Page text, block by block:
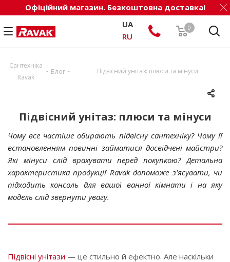
Офіційний магазин. Безкоштовна доставка!
0
UA
RU
Сантехніка
Ravak
- Блог - Підвісний унітаз: плюси та мінуси
Підвісний унітаз: плюси та мінуси
Чому все частіше обирають підвісну сантехніку? Чому її
встановленням повинні займатися досвідчені майстри?
Які мінуси слід врахувати перед покупкою? Детальна
характеристика продукції Ravak допоможе з'ясувати, чи
підходить консоль для вашої ванної кімнати і на яку
модель слід звернути увагу.
Підвісні унітази — це стильно й ефектно. Але наскільки